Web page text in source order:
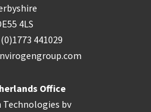
4LS
441029
Office
Technologies bv